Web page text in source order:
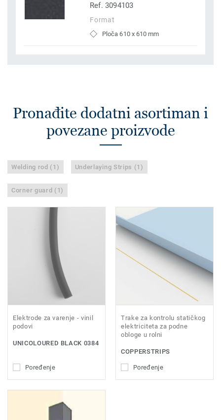
Ref. 3094103
Format
Ploča 610 x 610 mm
Pronađite dodatni asortiman i
povezane proizvode
Welding rod (1) Underlaying Strips (1)
Corner guard (1)
Elektrode za varenje - vinil
podovi
UNICOLOURED BLACK 0384
Poređenje
Trake za kontrolu statičkog
elektriciteta za podne
obloge u rolni
COPPERSTRIPS
Poređenje